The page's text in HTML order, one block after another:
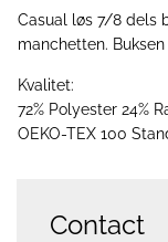
Casual løs 7/8 dels
manchetten.
Kvalitet:
72% Polyester 24%
OEKO-TEX 100
Contact